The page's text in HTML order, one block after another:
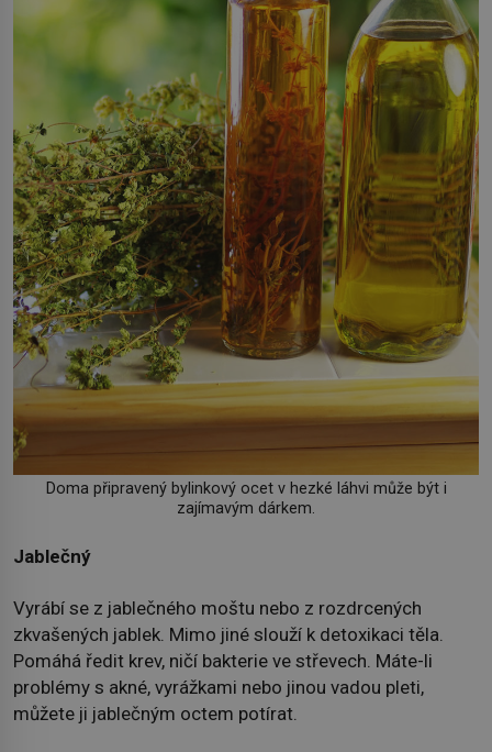
Doma připravený bylinkový ocet v hezké láhvi může být i
zajímavým dárkem.
Jablečný
Vyrábí se z jablečného moštu nebo z rozdrcených
zkvašených jablek. Mimo jiné slouží k detoxikaci těla.
Pomáhá ředit krev, ničí bakterie ve střevech. Máte-li
problémy s akné, vyrážkami nebo jinou vadou pleti,
můžete ji jablečným octem potírat.